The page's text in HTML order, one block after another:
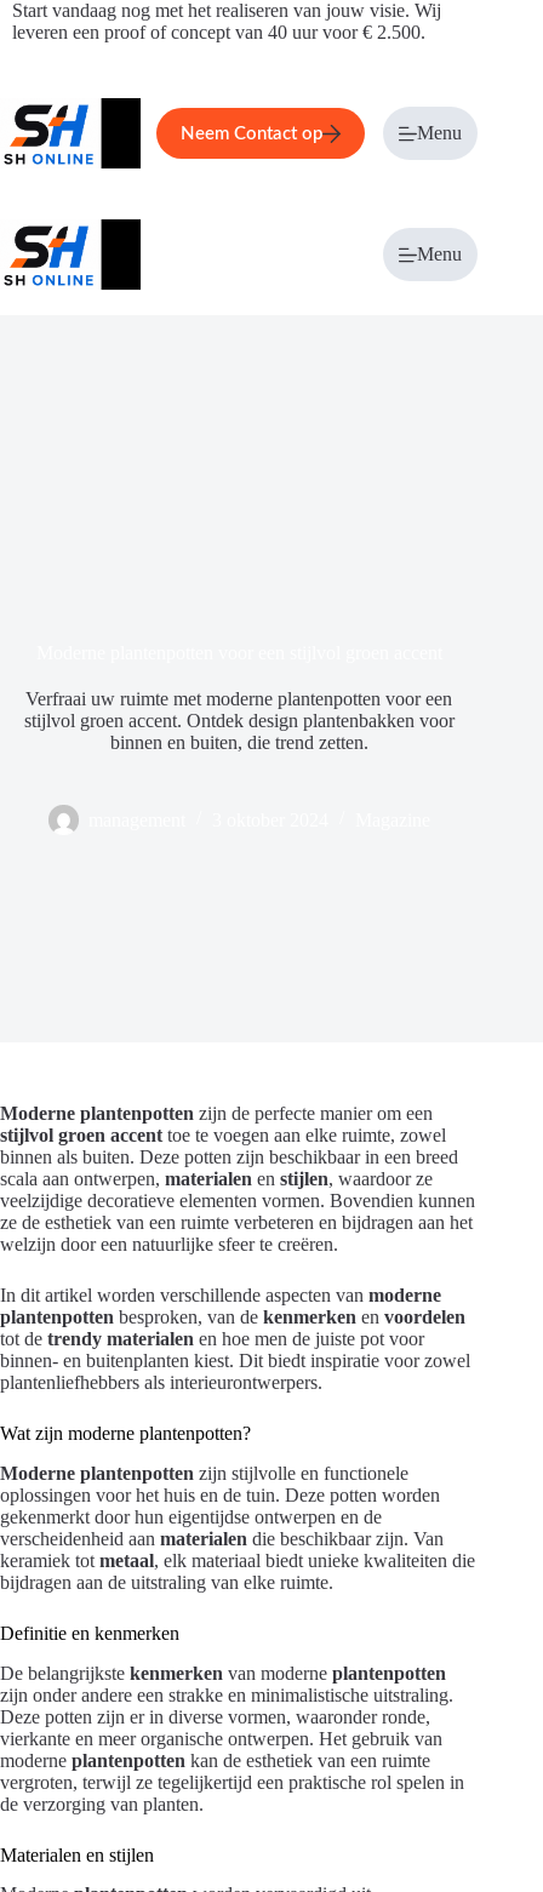
Ga
naar
Start vandaag nog met het realiseren van jouw visie. Wij
leveren een proof of concept van 40 uur voor € 2.500.
Home Service Over ons
Neem Contact op Menu
Menu
Verfraai uw ruimte met moderne plantenpotten voor een
stijlvol groen accent. Ontdek design plantenbakken voor
binnen en buiten, die trend zetten.
Moderne plantenpotten zijn de perfecte manier om een
stijlvol groen accent toe te voegen aan elke ruimte, zowel
binnen als buiten. Deze potten zijn beschikbaar in een breed
scala aan ontwerpen, materialen en stijlen, waardoor ze
veelzijdige decoratieve elementen vormen. Bovendien kunnen
ze de esthetiek van een ruimte verbeteren en bijdragen aan het
welzijn door een natuurlijke sfeer te creëren.
In dit artikel worden verschillende aspecten van moderne
plantenpotten besproken, van de kenmerken en voordelen
tot de trendy materialen en hoe men de juiste pot voor
binnen- en buitenplanten kiest. Dit biedt inspiratie voor zowel
plantenliefhebbers als interieurontwerpers.
Wat zijn moderne plantenpotten?
Moderne plantenpotten zijn stijlvolle en functionele
oplossingen voor het huis en de tuin. Deze potten worden
gekenmerkt door hun eigentijdse ontwerpen en de
verscheidenheid aan materialen die beschikbaar zijn. Van
keramiek tot metaal, elk materiaal biedt unieke kwaliteiten die
bijdragen aan de uitstraling van elke ruimte.
Definitie en kenmerken
De belangrijkste kenmerken van moderne plantenpotten
zijn onder andere een strakke en minimalistische uitstraling.
Deze potten zijn er in diverse vormen, waaronder ronde,
vierkante en meer organische ontwerpen. Het gebruik van
moderne plantenpotten kan de esthetiek van een ruimte
vergroten, terwijl ze tegelijkertijd een praktische rol spelen in
de verzorging van planten.
Materialen en stijlen